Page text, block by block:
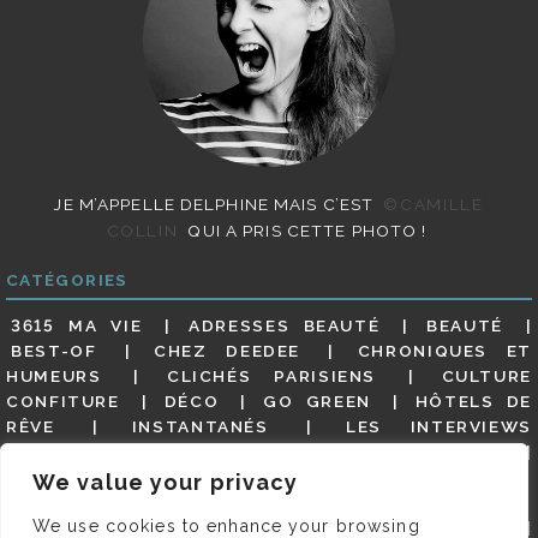
We value your privacy
We use cookies to enhance your browsing
JE M’APPELLE DELPHINE MAIS C’EST
©CAMILLE
COLLIN
QUI A PRIS CETTE PHOTO !
CATÉGORIES
3615 MA VIE ADRESSES BEAUTÉ
BEAUTÉ
BEST-OF
CHEZ DEEDEE
CHRONIQUES ET
HUMEURS
CLICHÉS PARISIENS
CULTURE
CONFITURE
DÉCO GO GREEN
HÔTELS DE
RÊVE
INSTANTANÉS
LES INTERVIEWS
MES ADRESSES
MODE NON CLASSÉ
GUIDE
PARIS EN PHOTOS RESTAURANTS